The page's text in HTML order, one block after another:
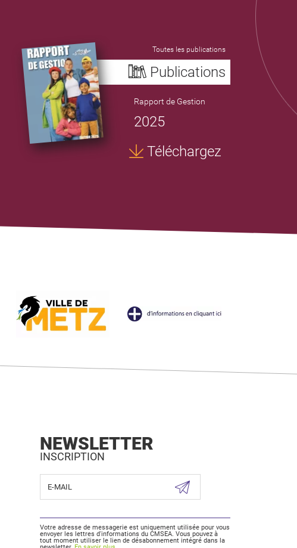
Toutes les publications
Publications
Rapport de Gestion
2025
Téléchargez
NEWSLETTER
INSCRIPTION
Votre adresse de messagerie est uniquement utilisée pour vous
envoyer les lettres d'informations du CMSEA. Vous pouvez à
tout moment utiliser le lien de désabonnement intégré dans la